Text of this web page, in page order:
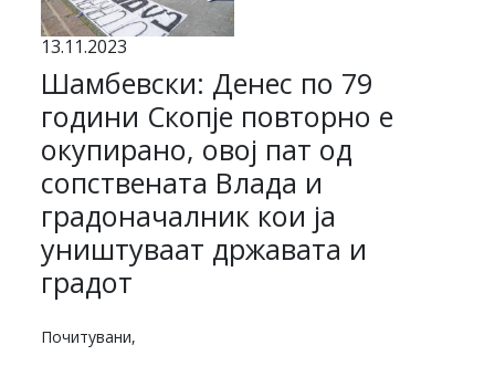
13.11.2023
Шамбевски: Денес по 79
години Скопје повторно е
окупирано, овој пат од
сопствената Влада и
градоначалник кои ја
уништуваат државата и
градот
Почитувани,